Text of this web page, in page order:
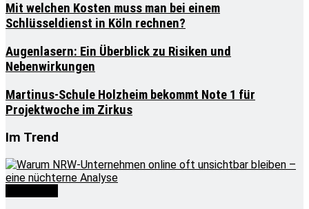
Mit welchen Kosten muss man bei einem
Schlüsseldienst in Köln rechnen?
Augenlasern: Ein Überblick zu Risiken und
Nebenwirkungen
Martinus-Schule Holzheim bekommt Note 1 für
Projektwoche im Zirkus
Im Trend